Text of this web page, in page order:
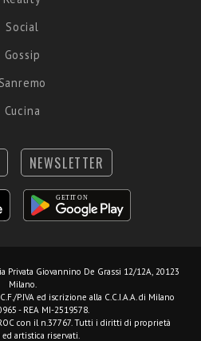
Social
Gossip
Cucina
NEWSLETTER
Privata Giovannino De Grassi 12/12A, 20123
Milano.
P.IVA ed iscrizione alla C.C.I.A.A. di Milano
- REA MI-2519578.
con il n.37767. Tutti i diritti di proprietà
artistica riservati.